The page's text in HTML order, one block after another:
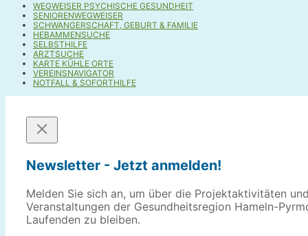
WEGWEISER PSYCHISCHE GESUNDHEIT
SENIORENWEGWEISER
SCHWANGERSCHAFT, GEBURT & FAMILIE
HEBAMMENSUCHE
SELBSTHILFE
ARZTSUCHE
KARTE KÜHLE ORTE
VEREINSNAVIGATOR
NOTFALL & SOFORTHILFE
Newsletter - Jetzt anmelden!
Melden Sie sich an, um über die Projektaktivitäten
Veranstaltungen der Gesundheitsregion Hameln-
Laufenden zu bleiben.